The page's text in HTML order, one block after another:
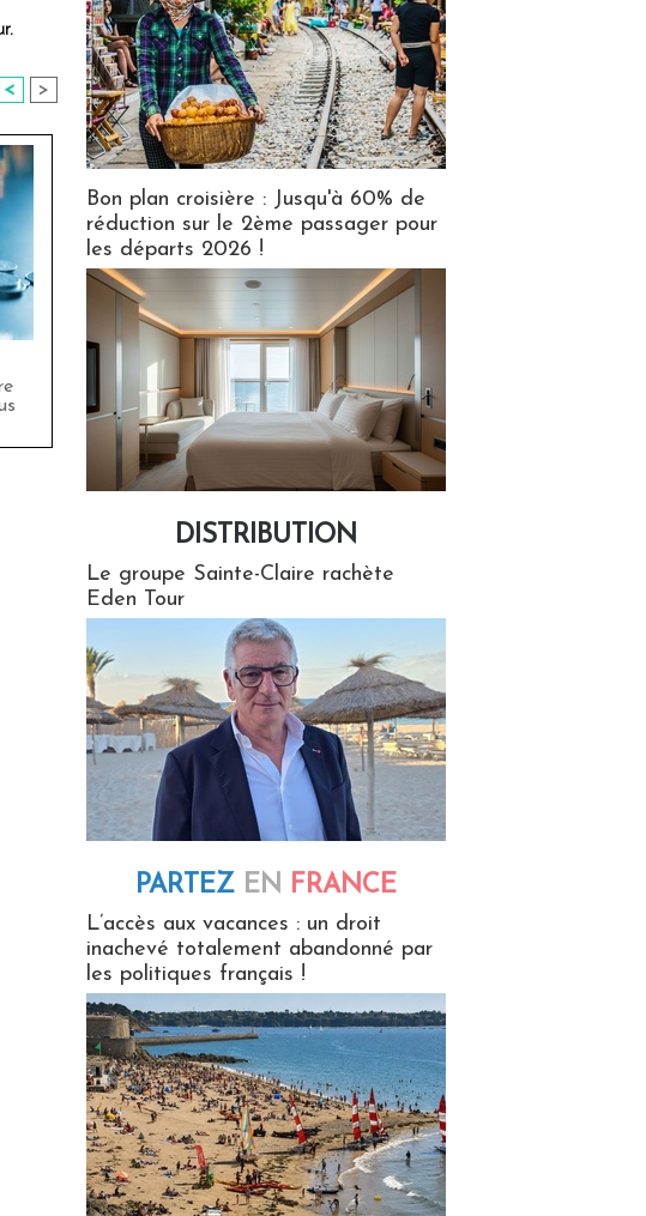
< >
Bon plan croisière : Jusqu'à 60% de
réduction sur le 2ème passager pour
les départs 2026 !
DISTRIBUTION
Le groupe Sainte-Claire rachète
Eden Tour
PARTEZ EN FRANCE
L’accès aux vacances : un droit
inachevé totalement abandonné par
les politiques français !